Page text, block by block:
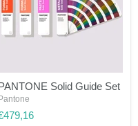
Solid Guide Set